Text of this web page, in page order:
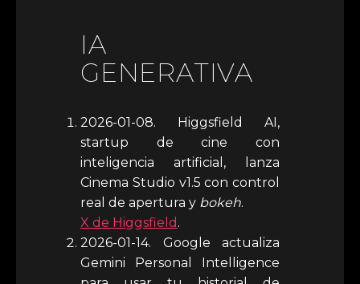
IA
GENERATIVA
2026-01-08. Higgsfield AI,
startup de cine con
inteligencia artificial, lanza
Cinema Studio v1.5 con control
real de apertura y bokeh.
X de Higgsfield .
2026-01-14. Google actualiza
Gemini Personal Intelligence